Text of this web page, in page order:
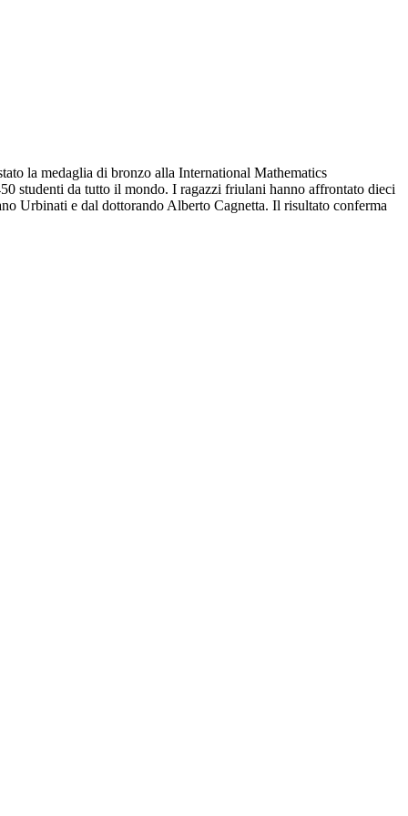
la medaglia di bronzo alla International Mathematics
studenti da tutto il mondo. I ragazzi friulani hanno affrontato dieci
Urbinati e dal dottorando Alberto Cagnetta. Il risultato conferma